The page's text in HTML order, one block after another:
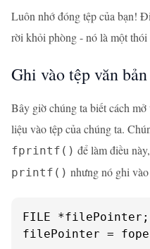
Luôn nhớ đóng tệp của bạn!
rời khỏi phòng - nó là một thói
Ghi vào tệp văn bản
Bây giờ chúng ta biết cách
liệu vào tệp của chúng ta.
fprintf() để làm điều
printf() nhưng nó ghi
FILE *filePointer;
filePointer =